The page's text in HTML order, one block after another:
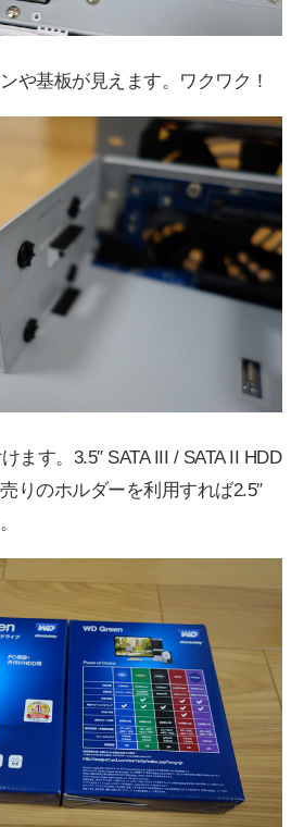
や基板が見えます。ワクワク！
ます。3.5″ SATA III / SATA II HDD
りのホルダーを利用すれば2.5″